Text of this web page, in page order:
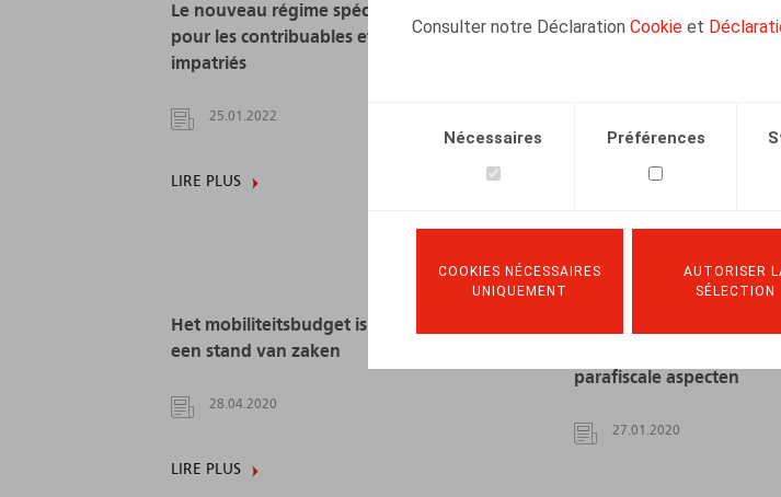
Consulter notre Déclaration Cookie et
Nécessaires Préférences
COOKIES NÉCESSAIRES
UNIQUEMENT
AUTORISER
SÉLECTION
Le nouveau régime spécial d’imposition
pour les contribuables et les chercheurs
impatriés
25.01.2022
LIRE PLUS
voor ingekomen
Het mobiliteitsbudget is jarig - Tijd voor
een stand van zaken
28.04.2020
LIRE PLUS
parafiscale aspecten
27.01.2020